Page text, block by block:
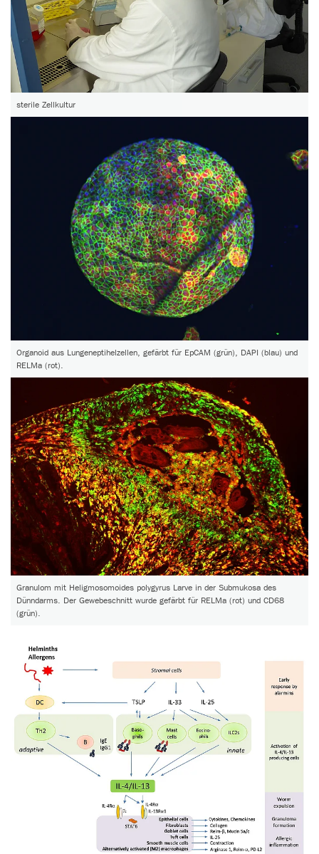
sterile Zellkultur
Organoid aus Lungeneptihelzellen, gefärbt für EpCAM (grün), DAPI (blau) und
RELMa (rot).
Granulom mit Heligmosomoides polygyrus Larve in der Submukosa des
Dünndarms. Der Gewebeschnitt wurde gefärbt für RELMa (rot) und CD68
(grün).